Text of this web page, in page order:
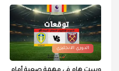
الدوري الانجليزي